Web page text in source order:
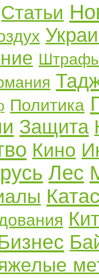
Статьи
Политика
Защита
Кино
Лес